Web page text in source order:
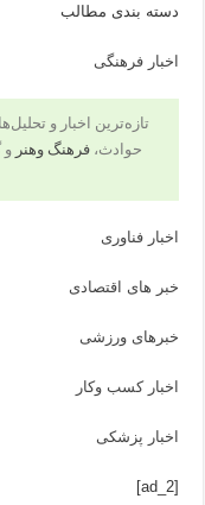
دسته بندی مطالب
اخبار فرهنگی
تازه‌ترین اخبار و
حوادث، فرهنگ وهنر و
اخبار فناوری
خبر های اقتصادی
خبرهای ورزشی
اخبار کسب وکار
اخبار پزشکی
[ad_2]